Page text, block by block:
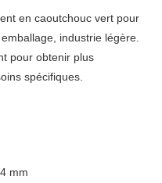
en caoutchouc vert pour
industrie légère.
pour obtenir plus
spécifiques.
mm